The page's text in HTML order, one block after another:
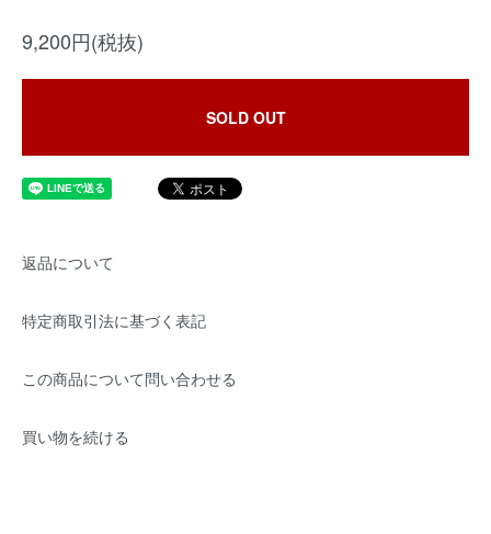
9,200円(税抜)
SOLD OUT
返品について
特定商取引法に基づく表記
この商品について問い合わせる
買い物を続ける